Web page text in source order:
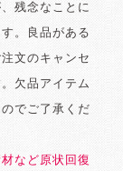
残念なことに
。良品がある
文のキャンセ
欠品アイテム
でご了承くだ
など原状回復